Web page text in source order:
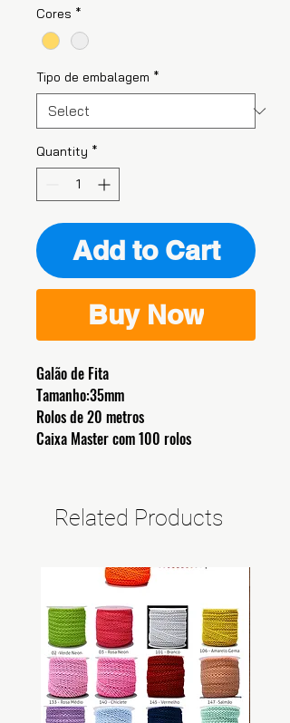
Cores *
Tipo de embalagem *
Quantity *
Add to Cart
Buy Now
Galão de Fita
Tamanho:35mm
Rolos de 20 metros
Caixa Master com 100 rolos
Related Products